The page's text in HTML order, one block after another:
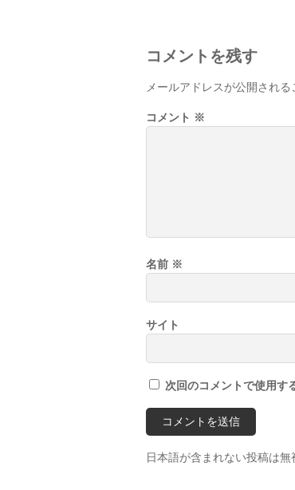
コメントを残す
メールアドレスが公開される
コメント ※
名前 ※
サイト
次回のコメントで使用す
日本語が含まれない投稿は無